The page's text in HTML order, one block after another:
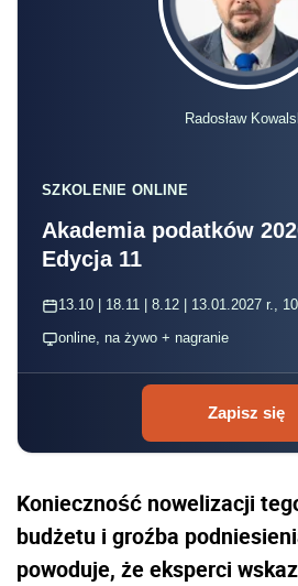
Radosław
SZKOLENIE ONLINE
Akademia podatków
Edycja 11
13.10 | 18.11 | 8.12 | 13.01.2027 r.,
online, na żywo + nagranie
Zapisz się
Konieczność nowelizacji
budżetu i groźba
powoduje, że eksperci